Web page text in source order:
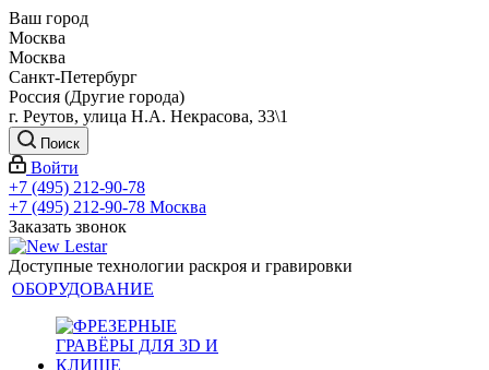
Ваш город
Москва
Москва
Санкт-Петербург
Россия (Другие города)
г. Реутов, улица Н.А. Некрасова, 33\1
Поиск
Войти
+7 (495) 212-90-78
+7 (495) 212-90-78 Москва
Заказать звонок
Доступные технологии раскроя и гравировки
ОБОРУДОВАНИЕ